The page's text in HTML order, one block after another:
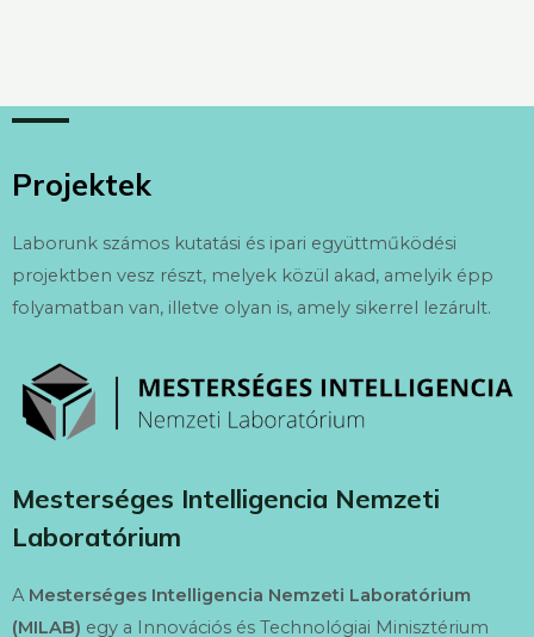
Projektek
Laborunk számos kutatási és ipari együttműködési
projektben vesz részt, melyek közül akad, amelyik épp
folyamatban van, illetve olyan is, amely sikerrel lezárult.
Mesterséges Intelligencia Nemzeti
Laboratórium
AMesterséges Intelligencia Nemzeti Laboratórium
(MILAB) egy a Innovációs és Technológiai Minisztérium